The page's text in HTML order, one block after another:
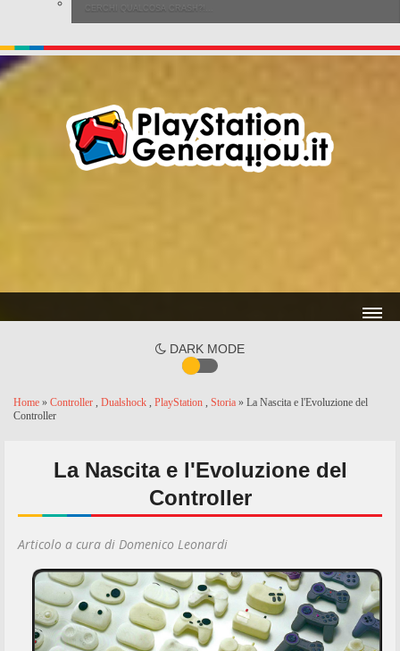
DARK MODE
Home » Controller , Dualshock , PlayStation , Storia » La Nascita e l'Evoluzione del
Controller
La Nascita e l'Evoluzione del
Controller
Articolo a cura di Domenico Leonardi